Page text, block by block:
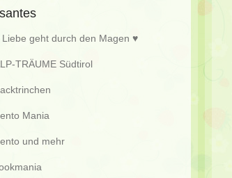
Liebe geht durch den Magen ♥
TRÄUME Südtirol
Mania
und mehr